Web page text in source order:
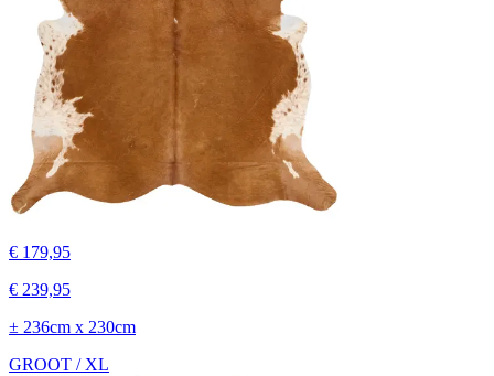
€ 179,95
€ 239,95
± 236cm x 230cm
GROOT / XL